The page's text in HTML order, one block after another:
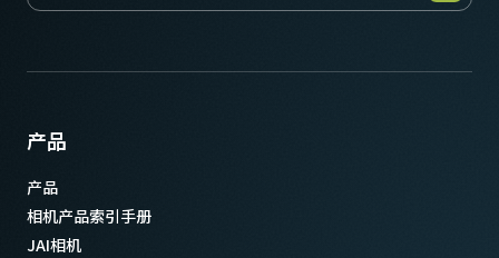
耗电
动作温度 (自然放热时)
产品
产品
相机产品索引手册
JAI相机